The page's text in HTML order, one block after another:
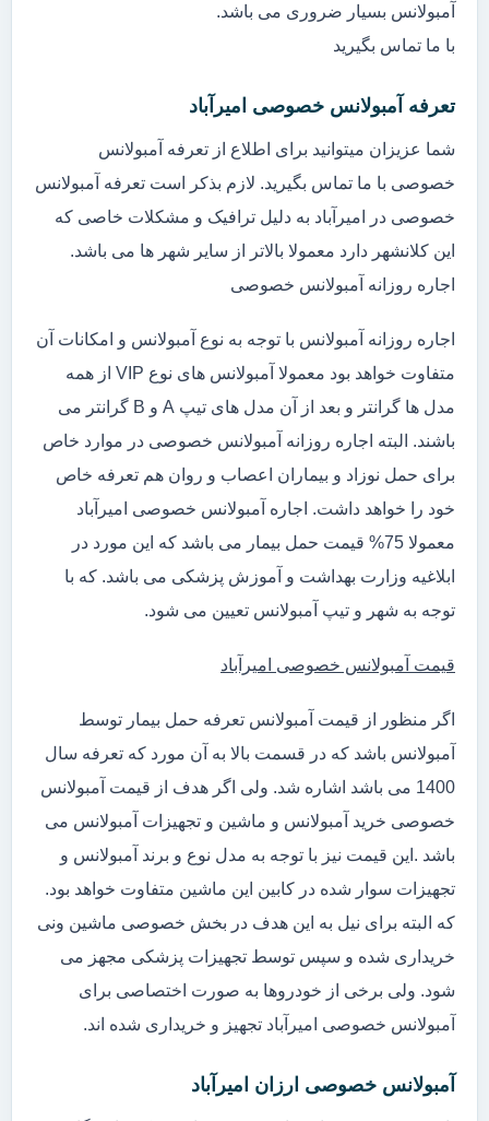
آمبولانس بسیار ضروری می باشد.
با ما تماس بگیرید
تعرفه آمبولانس خصوصی امیرآباد
شما عزیزان میتوانید برای اطلاع از تعرفه آمبولانس
خصوصی با ما تماس بگیرید. لازم بذکر است تعرفه آمبولانس
خصوصی در امیرآباد به دلیل ترافیک و مشکلات خاصی که
این کلانشهر دارد معمولا بالاتر از سایر شهر ها می باشد.
اجاره روزانه آمبولانس خصوصی
اجاره روزانه آمبولانس با توجه به نوع آمبولانس و امکانات آن
متفاوت خواهد بود معمولا آمبولانس های نوع VIP از همه
مدل ها گرانتر و بعد از آن مدل های تیپ A و B گرانتر می
باشند. البته اجاره روزانه آمبولانس خصوصی در موارد خاص
برای حمل نوزاد و بیماران اعصاب و روان هم تعرفه خاص
خود را خواهد داشت. اجاره آمبولانس خصوصی امیرآباد
معمولا 75% قیمت حمل بیمار می باشد که این مورد در
ابلاغیه وزارت بهداشت و آموزش پزشکی می باشد. که با
توجه به شهر و تیپ آمبولانس تعیین می شود.
قیمت آمبولانس خصوصی امیرآباد
اگر منظور از قیمت آمبولانس تعرفه حمل بیمار توسط
آمبولانس باشد که در قسمت بالا به آن مورد که تعرفه سال
1400 می باشد اشاره شد. ولی اگر هدف از قیمت آمبولانس
خصوصی خرید آمبولانس و ماشین و تجهیزات آمبولانس می
باشد .این قیمت نیز با توجه به مدل نوع و برند آمبولانس و
تجهیزات سوار شده در کابین این ماشین متفاوت خواهد بود.
که البته برای نیل به این هدف در بخش خصوصی ماشین ونی
خریداری شده و سپس توسط تجهیزات پزشکی مجهز می
شود. ولی برخی از خودروها به صورت اختصاصی برای
آمبولانس خصوصی امیرآباد تجهیز و خریداری شده اند.
آمبولانس خصوصی ارزان امیرآباد